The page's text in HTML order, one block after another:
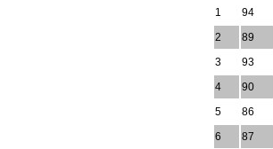
1
94
2
89
3
93
4
90
5
86
6
87